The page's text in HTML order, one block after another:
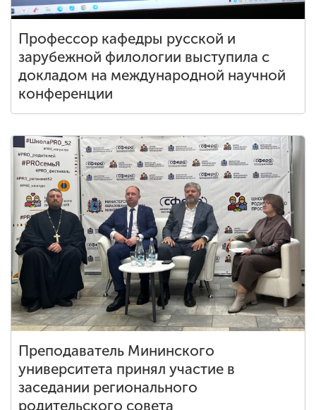
Профессор кафедры русской и
зарубежной филологии выступила с
докладом на международной научной
конференции
Преподаватель Мининского
университета принял участие в
заседании регионального
родительского совета